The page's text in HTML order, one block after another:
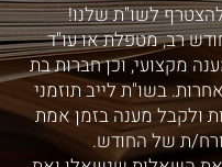
לשו"ת שלנו!
רב, מטפלת או עו"ד
מקצועי, וכן חברות בת
בשו"ת לייב תוזמני
ולקבל מענה בזמן אמת
ת של החודש.